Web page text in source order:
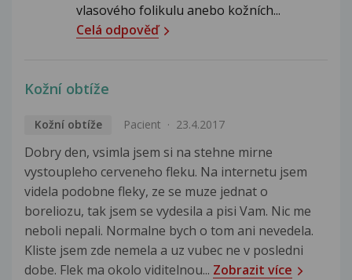
vlasového folikulu anebo kožních...
Celá odpověď
Kožní obtíže
Kožní obtíže Pacient 23.4.2017
Dobry den, vsimla jsem si na stehne mirne
vystoupleho cerveneho fleku. Na internetu jsem
videla podobne fleky, ze se muze jednat o
boreliozu, tak jsem se vydesila a pisi Vam. Nic me
neboli nepali. Normalne bych o tom ani nevedela.
Kliste jsem zde nemela a uz vubec ne v posledni
dobe. Flek ma okolo viditelnou... Zobrazit více